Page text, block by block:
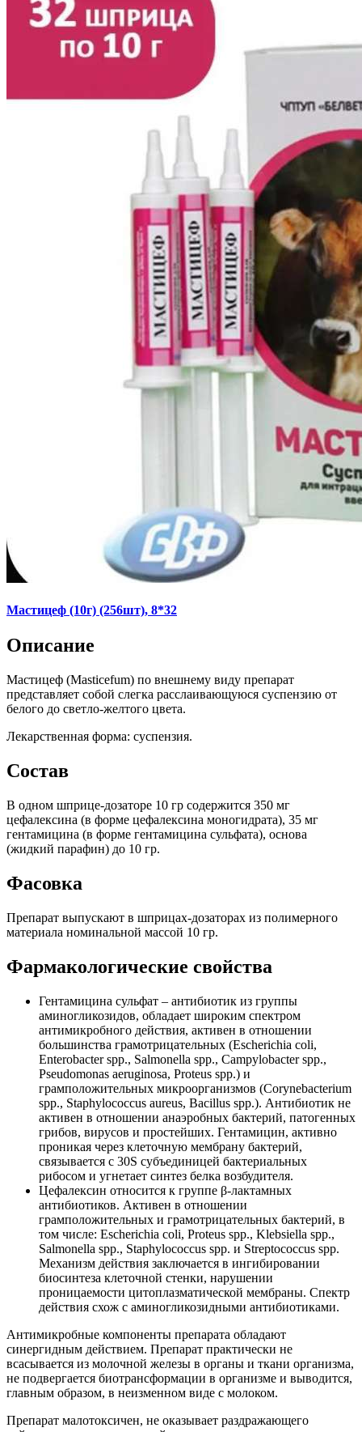
Мастицеф (10г) (256шт), 8*32
Описание
Мастицеф (Masticefum) по внешнему виду препарат
представляет собой слегка расслаивающуюся суспензию от
белого до светло-желтого цвета.
Лекарственная форма: суспензия.
Состав
В одном шприце-дозаторе 10 гр содержится 350 мг
цефалексина (в форме цефалексина моногидрата), 35 мг
гентамицина (в форме гентамицина сульфата), основа
(жидкий парафин) до 10 гр.
Фасовка
Препарат выпускают в шприцах-дозаторах из полимерного
материала номинальной массой 10 гр.
Фармакологические свойства
Гентамицина сульфат – антибиотик из группы
аминогликозидов, обладает широким спектром
антимикробного действия, активен в отношении
большинства грамотрицательных (Escherichia coli,
Enterobacter spp., Salmonella spp., Campylobacter spp.,
Pseudomonas aeruginosa, Proteus spp.) и
грамположительных микроорганизмов (Corynebacterium
spp., Staphylococcus aureus, Bacillus spp.). Антибиотик не
активен в отношении анаэробных бактерий, патогенных
грибов, вирусов и простейших. Гентамицин, активно
проникая через клеточную мембрану бактерий,
связывается с 30S субъединицей бактериальных
рибосом и угнетает синтез белка возбудителя.
Цефалексин относится к группе β-лактамных
антибиотиков. Активен в отношении
грамположительных и грамотрицательных бактерий, в
том числе: Escherichia coli, Proteus spp., Klebsiella spp.,
Salmonella spp., Staphylococcus spp. и Streptococcus spp.
Механизм действия заключается в ингибировании
биосинтеза клеточной стенки, нарушении
проницаемости цитоплазматической мембраны. Спектр
действия схож с аминогликозидными антибиотиками.
Антимикробные компоненты препарата обладают
синергидным действием. Препарат практически не
всасывается из молочной железы в органы и ткани организма,
не подвергается биотрансформации в организме и выводится,
главным образом, в неизменном виде с молоком.
Препарат малотоксичен, не оказывает раздражающего